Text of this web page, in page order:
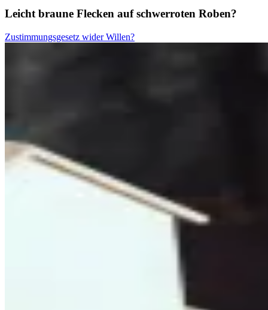
Leicht braune Flecken auf schwerroten Roben?
Zustimmungsgesetz wider Willen?